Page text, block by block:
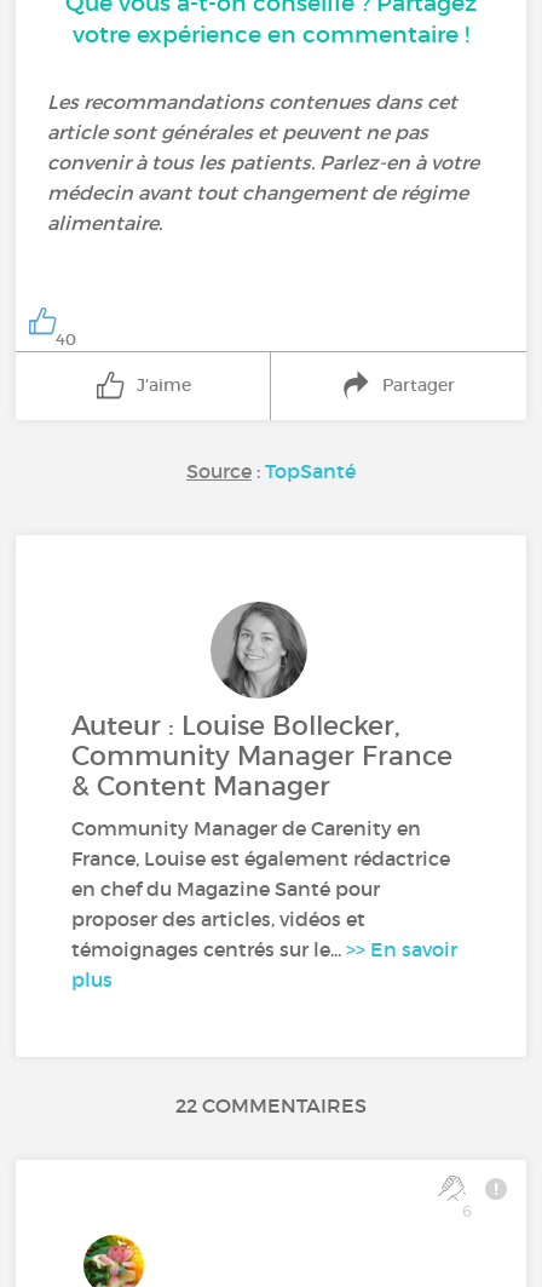
votre expérience en commentaire !
Les recommandations contenues dans cet
article sont générales et peuvent ne pas
convenir à tous les patients. Parlez-en à votre
médecin avant tout changement de régime
alimentaire.
40
J'aime Partager
Source : TopSanté
Auteur : Louise Bollecker,
Community Manager France
& Content Manager
Community Manager de Carenity en
France, Louise est également rédactrice
en chef du Magazine Santé pour
proposer des articles, vidéos et
témoignages centrés sur le...>> En savoir
plus
22 COMMENTAIRES
6